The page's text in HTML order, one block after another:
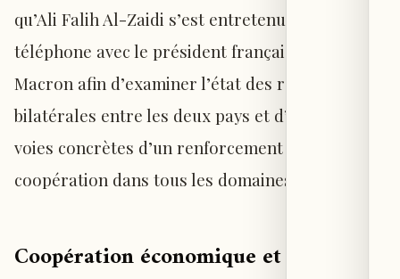
qu’Ali Falih Al-Zaidi s’est entretenu par
téléphone avec le président français Emmanuel
Macron afin d’examiner l’état des relations
bilatérales entre les deux pays et d’identifier les
voies concrètes d’un renforcement de la
coopération dans tous les domaines.
Coopération économique et stabilité